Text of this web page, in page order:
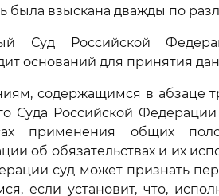
была взыскана дважды по
Суд Российской
оснований для принятия
содержащимся в абзаце
Суда Российской
применения общих
об обязательствах и их
суд может признать
если установит, что,